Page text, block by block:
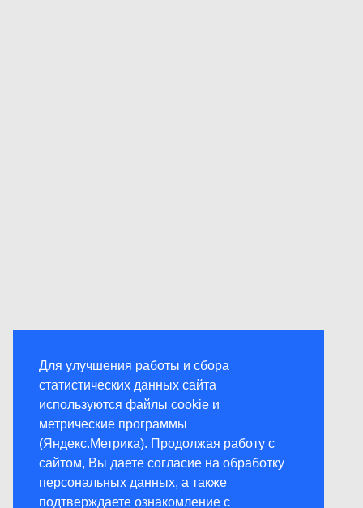
Для улучшения работы и сбора
статистических данных сайта
используются файлы cookie и
метрические программы
(Яндекс.Метрика). Продолжая работу с
сайтом, Вы даете согласие на обработку
персональных данных, а также
подтверждаете ознакомление с